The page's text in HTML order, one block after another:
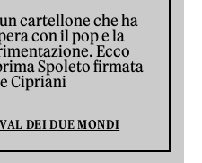
cartellone che ha
con il pop e la
Ecco
Spoleto firmata
Cipriani
DEI DUE MONDI